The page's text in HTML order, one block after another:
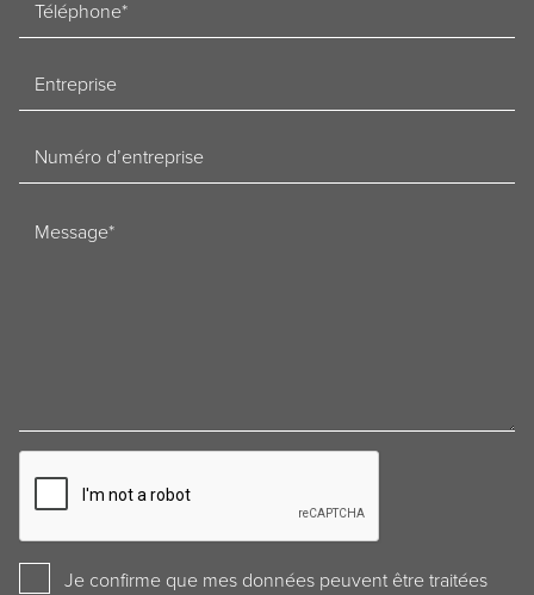
Bedrijf
Ondernemingsnummer
PrivacyJe confirme que mes données peuvent être traitées